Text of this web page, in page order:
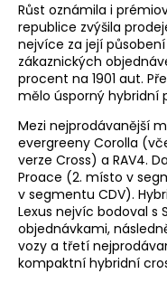
Růst oznámila i
republice zvýšila
nejvíce za její
zákaznických
procent na 1901 aut.
mělo úsporný hybridní
Mezi nejprodávanější
evergreeny Corolla
verze Cross) a RAV4.
Proace (2. místo v
v segmentu CDV).
Lexus nejvíc bodoval s
objednávkami,
vozy a třetí
kompaktní hybridní